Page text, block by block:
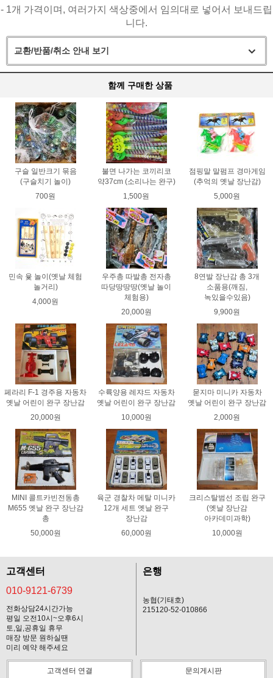
- 1개 가격이며, 여러가지 색상중에서 임의대로 넣어서 보내드립
니다.
교환/반품/취소 안내 보기
함께 구매한 상품
구슬 일반크기 묶음
(구슬치기 놀이)
700원
불면 나가는 코끼리코
약37cm (소리나는 완구)
1,500원
점핑말 말펌프 경마게임
(추억의 옛날 장난감)
5,000원
민속 윷 놀이(옛날 체험
놀거리)
4,000원
우주총 따발총 전자총
따당땅땅땅(옛날 놀이
체험용)
20,000원
8연발 장난감 총 3개
소품용(깨짐,
녹있을수있음)
9,900원
페라리 F-1 경주용 자동차
옛날 어린이 완구 장난감
20,000원
수륙양용 레쟈드 자동차
옛날 어린이 완구 장난감
10,000원
묻지마 미니카 자동차
옛날 어린이 완구 장난감
2,000원
MINI 콜트카빈전동총
M655 옛날 완구 장난감
총
50,000원
육군 경찰차 메탈 미니카
12개 세트 옛날 완구
장난감
60,000원
크리스탈범선 조립 완구
(옛날 장난감
아카데미과학)
10,000원
고객센터
010-9121-6739
전화상담24시간가능
평일 오전10시~오후6시
토,일,공휴일 휴무
매장 방문 원하실땐
미리 예약 해주세요
은행
농협(기태호)
215120-52-010866
고객센터 연결 문의게시판